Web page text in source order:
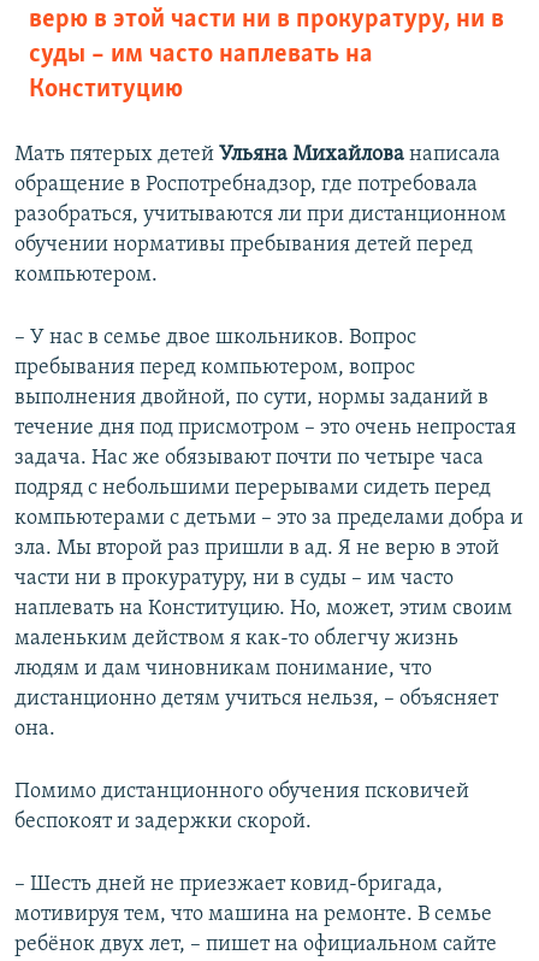
верю в этой части ни в прокуратуру, ни в
суды – им часто наплевать на
Конституцию
Мать пятерых детей Ульяна Михайлова написала
обращение в Роспотребнадзор, где потребовала
разобраться, учитываются ли при дистанционном
обучении нормативы пребывания детей перед
компьютером.
– У нас в семье двое школьников. Вопрос
пребывания перед компьютером, вопрос
выполнения двойной, по сути, нормы заданий в
течение дня под присмотром – это очень непростая
задача. Нас же обязывают почти по четыре часа
подряд с небольшими перерывами сидеть перед
компьютерами с детьми – это за пределами добра и
зла. Мы второй раз пришли в ад. Я не верю в этой
части ни в прокуратуру, ни в суды – им часто
наплевать на Конституцию. Но, может, этим своим
маленьким действом я как-то облегчу жизнь
людям и дам чиновникам понимание, что
дистанционно детям учиться нельзя, – объясняет
она.
Помимо дистанционного обучения псковичей
беспокоят и задержки скорой.
– Шесть дней не приезжает ковид-бригада,
мотивируя тем, что машина на ремонте. В семье
ребёнок двух лет, – пишет на официальном сайте